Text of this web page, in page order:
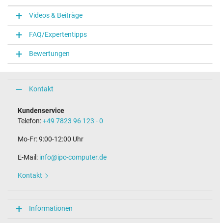
Funktions-LED
Funktions-LED im Stecker
Notebook Stecker
Steckertyp / -form
rund / 180° gerade
9,5 mm
Ja
Länge Anschlusskabel (m) (ca.)
Länge / Breite / Höhe
Weitere Daten
Videos & Beiträge
FAQ/Expertentipps
Bewertungen
Kontakt
Kundenservice
Telefon:+49 7823 96 123 - 0
Mo-Fr: 9:00-12:00 Uhr
E-Mail: info@ipc-computer.de
Kontakt
Informationen